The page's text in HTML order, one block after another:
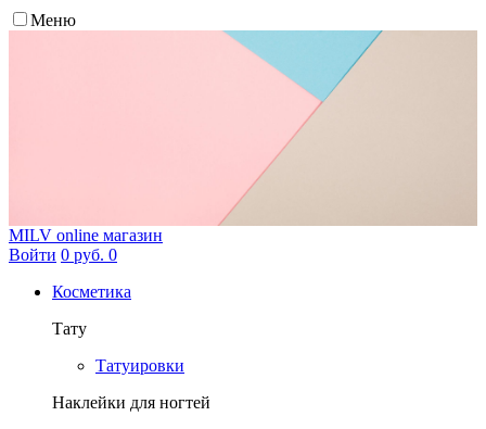
Меню
MILV online магазин
Войти 0 руб. 0
Косметика
Тату
Татуировки
Наклейки для ногтей